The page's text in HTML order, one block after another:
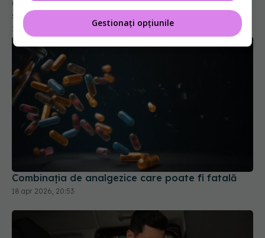
Combinația de analgezice care poate fi fatală
18 apr 2026, 20:53
Gestionați opțiunile